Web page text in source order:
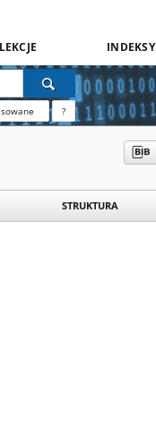
INDEKSY
?
STRUKTURA